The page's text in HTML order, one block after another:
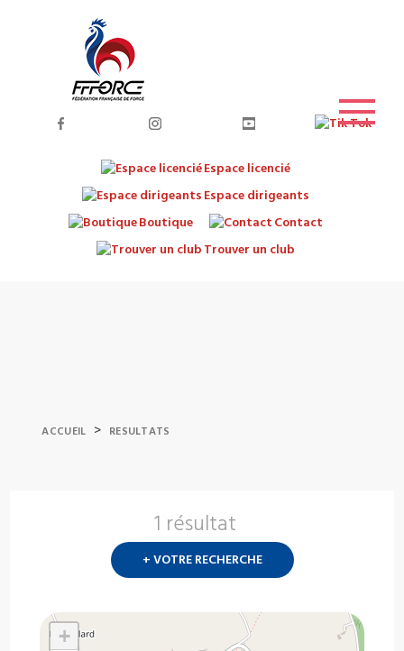
Espace licencié
Espace dirigeants
Boutique
Contact
Trouver un club
ACCUEIL > RESULTATS
1 résultat
+ VOTRE RECHERCHE
+